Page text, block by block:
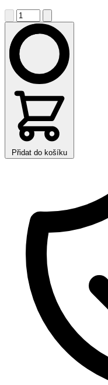
Přidat do košíku